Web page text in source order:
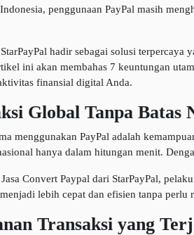
penggunaan PayPal masih
hadir sebagai solusi
ini akan membahas 7 keuntungan
finansial digital Anda.
Global Tanpa Batas
menggunakan PayPal adalah
hanya dalam hitungan menit.
Convert Paypal dari StarPayPal,
lebih cepat dan efisien tanpa
Transaksi yang